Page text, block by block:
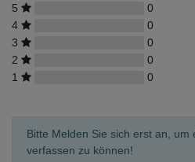
5
0
4
0
3
0
2
0
1
0
Bitte Melden Sie sich erst an, um
verfassen zu können!